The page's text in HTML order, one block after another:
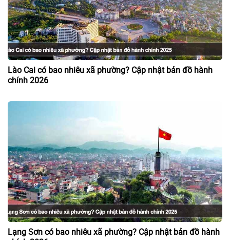
Lào Cai có bao nhiêu xã phường? Cập nhật bản đồ hành
chính 2026
Lạng Sơn có bao nhiêu xã phường? Cập nhật bản đồ hành